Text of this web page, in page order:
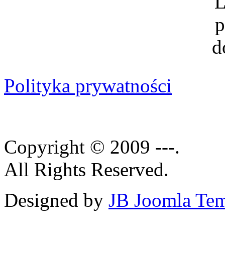
Polityka prywatności
Copyright © 2009 ---.
All Rights Reserved.
Designed by JB Joomla